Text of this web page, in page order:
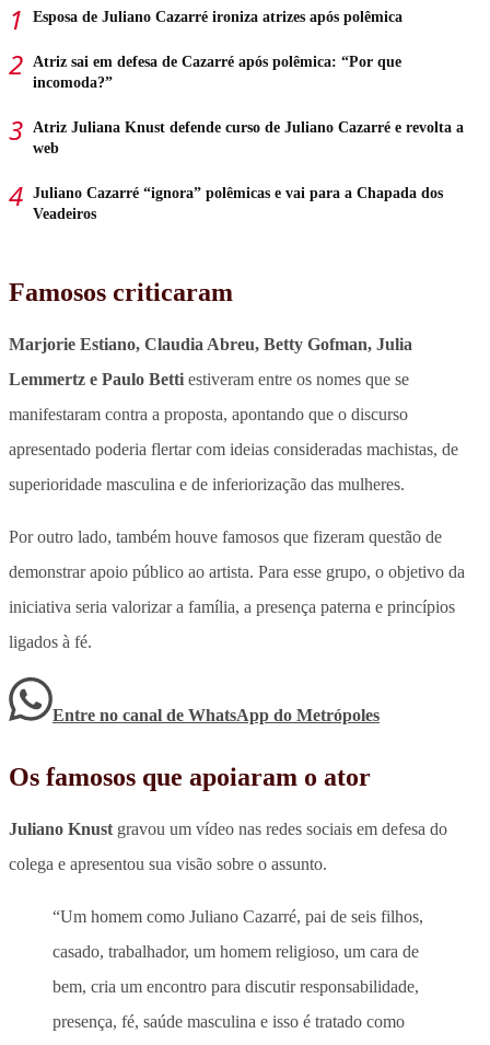
Esposa de Juliano Cazarré ironiza atrizes após polêmica
Atriz sai em defesa de Cazarré após polêmica: “Por que
incomoda?”
Atriz Juliana Knust defende curso de Juliano Cazarré e revolta a
web
Juliano Cazarré “ignora” polêmicas e vai para a Chapada dos
Veadeiros
Famosos criticaram
Marjorie Estiano, Claudia Abreu, Betty Gofman, Julia
Lemmertz e Paulo Betti estiveram entre os nomes que se
manifestaram contra a proposta, apontando que o discurso
apresentado poderia flertar com ideias consideradas machistas, de
superioridade masculina e de inferiorização das mulheres.
Por outro lado, também houve famosos que fizeram questão de
demonstrar apoio público ao artista. Para esse grupo, o objetivo da
iniciativa seria valorizar a família, a presença paterna e princípios
ligados à fé.
Entre no canal de WhatsApp do Metrópoles
Os famosos que apoiaram o ator
Juliano Knust gravou um vídeo nas redes sociais em defesa do
colega e apresentou sua visão sobre o assunto.
“Um homem como Juliano Cazarré, pai de seis filhos,
casado, trabalhador, um homem religioso, um cara de
bem, cria um encontro para discutir responsabilidade,
presença, fé, saúde masculina e isso é tratado como